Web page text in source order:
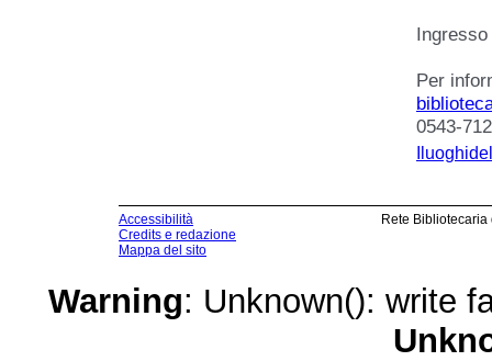
Per
0543-
Accessibilità
Credits e redazione
Mappa del sito
Rete
Warning: Unknown(): write